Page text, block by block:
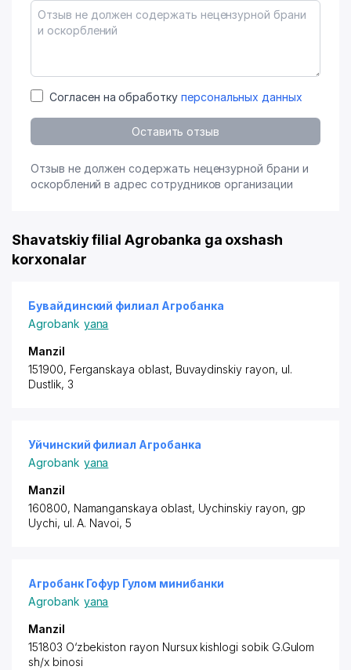
Согласен на обработку персональных данных
Оставить отзыв
Отзыв не должен содержать нецензурной брани и
оскорблений в адрес сотрудников организации
Shavatskiy filial Agrobanka ga oxshash
korxonalar
Бувайдинский филиал Агробанка
Agrobank yana
Manzil
151900, Ferganskaya oblast, Buvaydinskiy rayon, ul.
Dustlik, 3
Уйчинский филиал Агробанка
Agrobank yana
Manzil
160800, Namanganskaya oblast, Uychinskiy rayon, gp
Uychi, ul. A. Navoi, 5
Агробанк Гофур Гулом минибанки
Agrobank yana
Manzil
151803 O‘zbekiston rayon Nursux kishlogi sobik G.Gulom
sh/x binosi